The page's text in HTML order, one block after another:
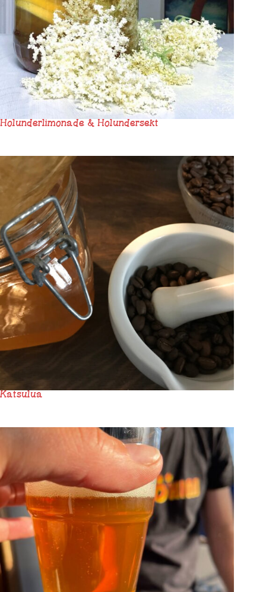
Holunderlimonade & Holundersekt
Katsulua